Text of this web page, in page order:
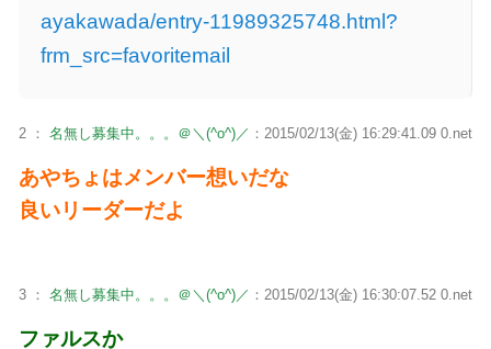
ayakawada/entry-11989325748.html?
frm_src=favoritemail
2 ： 名無し募集中。。。＠＼(^o^)／ ：2015/02/13(金) 16:29:41.09 0.net
あやちょはメンバー想いだな
良いリーダーだよ
3 ： 名無し募集中。。。＠＼(^o^)／ ：2015/02/13(金) 16:30:07.52 0.net
ファルスか